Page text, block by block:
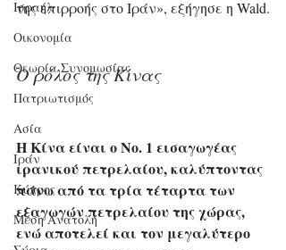
Ισραήλ
Οικονομία
Θεωρία Συνομωσίας
Πατριωτισμός
Ασία
Ιράν
Κύπρος
Μέση Ανατολή
της επιρροής στο Ιράν», εξήγησε η Wald.
Ο ρόλος της Κίνας
Η Κίνα είναι ο Νο. 1 εισαγωγέας
ιρανικού πετρελαίου, καλύπτοντας
πάνω από τα τρία τέταρτα των
εξαγωγών πετρελαίου της χώρας,
ενώ αποτελεί και τον μεγαλύτερο